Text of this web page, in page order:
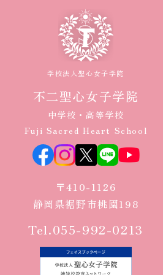
学校法人聖心女子学院
不二聖心女子学院
中学校・高等学校
Fuji Sacred Heart School
〒410-1126
静岡県裾野市桃園198
Tel.055-992-0213